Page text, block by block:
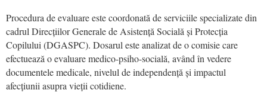
Procedura de evaluare este coordonată de serviciile specializate din
cadrul Direcțiilor Generale de Asistență Socială și Protecția
Copilului (DGASPC). Dosarul este analizat de o comisie care
efectuează o evaluare medico-psiho-socială, având în vedere
documentele medicale, nivelul de independență și impactul
afecțiunii asupra vieții cotidiene.